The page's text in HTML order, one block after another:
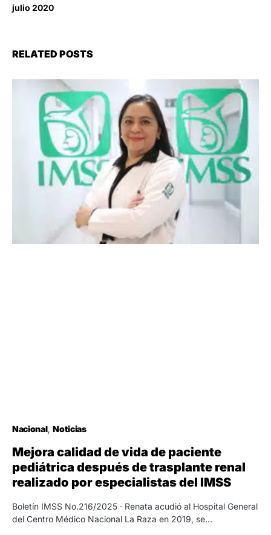
julio 2020
RELATED POSTS
Nacional Noticias
Mejora calidad de vida de paciente
pediátrica después de trasplante renal
realizado por especialistas del IMSS
Boletín IMSS No.216/2025 · Renata acudió al Hospital General
del Centro Médico Nacional La Raza en 2019, se…